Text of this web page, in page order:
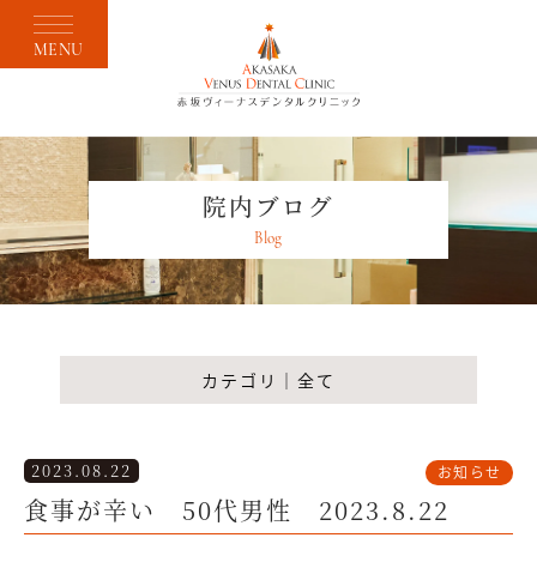
MENU
院内ブログ
Blog
カテゴリ｜全て
2023.08.22
食事が辛い 50代男性 2023.8.22
お知らせ